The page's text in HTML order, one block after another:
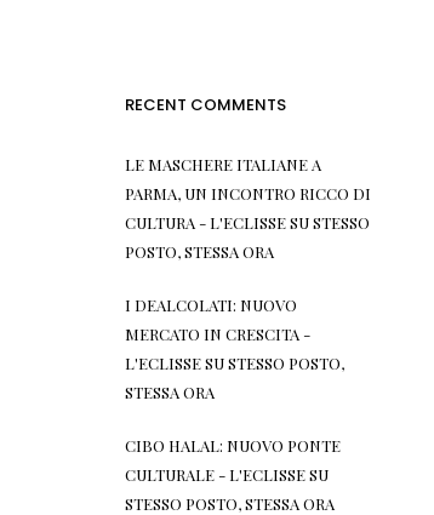
RECENT COMMENTS
LE MASCHERE ITALIANE A
PARMA, UN INCONTRO RICCO DI
CULTURA - L'ECLISSESUSTESSO
POSTO, STESSA ORA
I DEALCOLATI: NUOVO
MERCATO IN CRESCITA -
L'ECLISSESUSTESSO POSTO,
STESSA ORA
CIBO HALAL: NUOVO PONTE
CULTURALE - L'ECLISSESU
STESSO POSTO, STESSA ORA